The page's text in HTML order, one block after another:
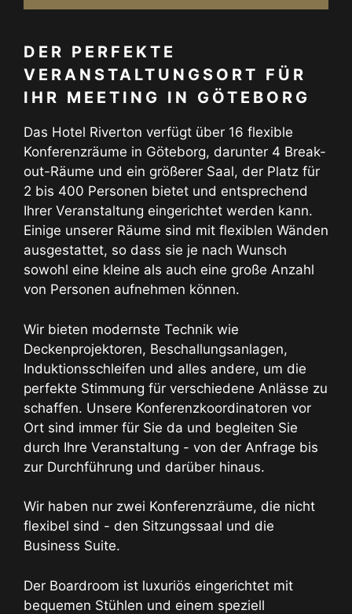
DER PERFEKTE
VERANSTALTUNGSORT FÜR
IHR MEETING IN GÖTEBORG
Das Hotel Riverton verfügt über 16 flexible
Konferenzräume in Göteborg, darunter 4 Break-
out-Räume und ein größerer Saal, der Platz für
2 bis 400 Personen bietet und entsprechend
Ihrer Veranstaltung eingerichtet werden kann.
Einige unserer Räume sind mit flexiblen Wänden
ausgestattet, so dass sie je nach Wunsch
sowohl eine kleine als auch eine große Anzahl
von Personen aufnehmen können.
Wir bieten modernste Technik wie
Deckenprojektoren, Beschallungsanlagen,
Induktionsschleifen und alles andere, um die
perfekte Stimmung für verschiedene Anlässe zu
schaffen. Unsere Konferenzkoordinatoren vor
Ort sind immer für Sie da und begleiten Sie
durch Ihre Veranstaltung - von der Anfrage bis
zur Durchführung und darüber hinaus.
Wir haben nur zwei Konferenzräume, die nicht
flexibel sind - den Sitzungssaal und die
Business Suite.
Der Boardroom ist luxuriös eingerichtet mit
bequemen Stühlen und einem speziell